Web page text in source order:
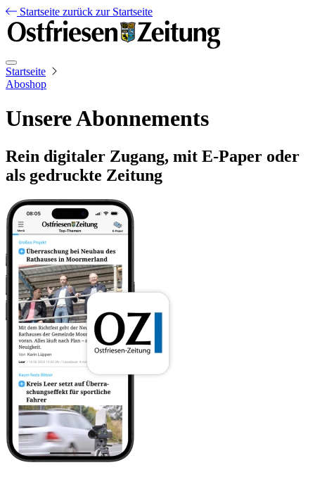
Startseite zurück zur Startseite
Startseite
Aboshop
Unsere Abonnements
Rein digitaler Zugang, mit E-Paper oder
als gedruckte Zeitung